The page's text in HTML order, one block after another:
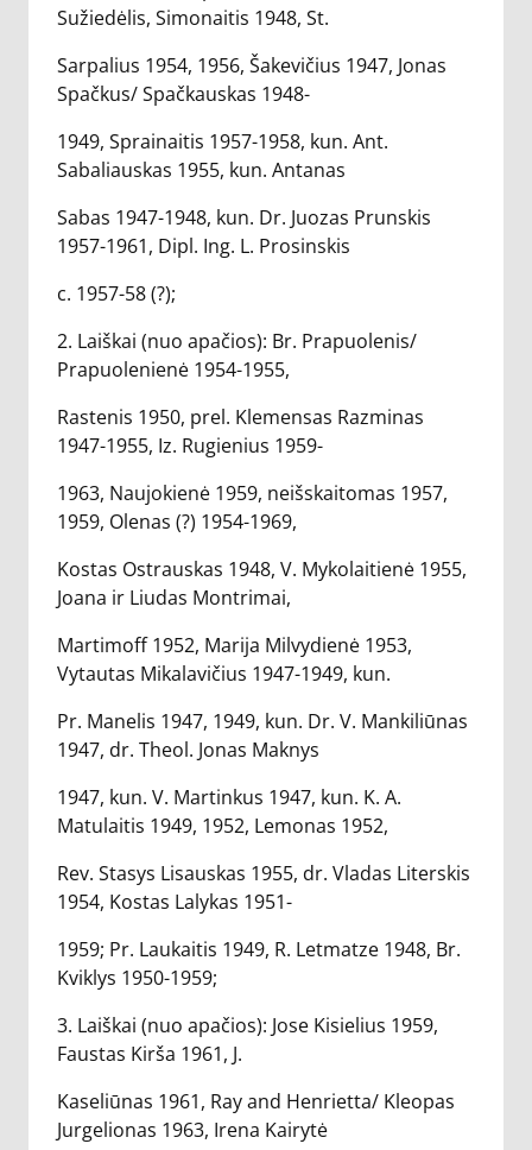
Sužiedėlis, Simonaitis 1948, St.
Sarpalius 1954, 1956, Šakevičius 1947, Jonas
Spačkus/ Spačkauskas 1948-
1949, Sprainaitis 1957-1958, kun. Ant.
Sabaliauskas 1955, kun. Antanas
Sabas 1947-1948, kun. Dr. Juozas Prunskis
1957-1961, Dipl. Ing. L. Prosinskis
c. 1957-58 (?);
2. Laiškai (nuo apačios): Br. Prapuolenis/
Prapuolenienė 1954-1955,
Rastenis 1950, prel. Klemensas Razminas
1947-1955, Iz. Rugienius 1959-
1963, Naujokienė 1959, neišskaitomas 1957,
1959, Olenas (?) 1954-1969,
Kostas Ostrauskas 1948, V. Mykolaitienė 1955,
Joana ir Liudas Montrimai,
Martimoff 1952, Marija Milvydienė 1953,
Vytautas Mikalavičius 1947-1949, kun.
Pr. Manelis 1947, 1949, kun. Dr. V. Mankiliūnas
1947, dr. Theol. Jonas Maknys
1947, kun. V. Martinkus 1947, kun. K. A.
Matulaitis 1949, 1952, Lemonas 1952,
Rev. Stasys Lisauskas 1955, dr. Vladas Literskis
1954, Kostas Lalykas 1951-
1959; Pr. Laukaitis 1949, R. Letmatze 1948, Br.
Kviklys 1950-1959;
3. Laiškai (nuo apačios): Jose Kisielius 1959,
Faustas Kirša 1961, J.
Kaseliūnas 1961, Ray and Henrietta/ Kleopas
Jurgelionas 1963, Irena Kairytė